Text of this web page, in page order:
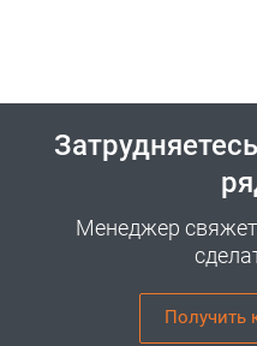
Менеджер
Получить